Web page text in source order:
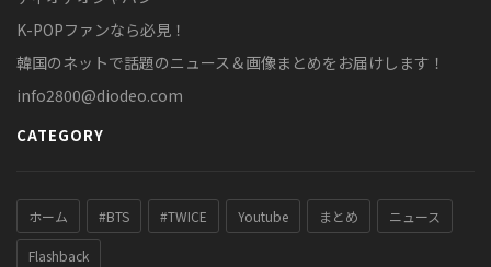
K-POPファンなら必見！
韓国のネットで話題のニュース＆画像まとめをお届けします！
info2800@diodeo.com
CATEGORY
ホーム #BTS #TWICE Youtube まとめ ニュース
Flashback